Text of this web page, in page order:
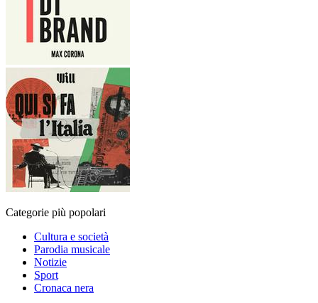
Categorie più popolari
Cultura e società
Parodia musicale
Notizie
Sport
Cronaca nera